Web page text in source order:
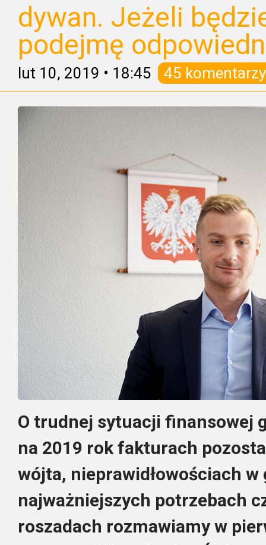
dywan. Jeżeli
podejmę
lut 10, 2019 • 18:45 45 komentarzy
O trudnej sytuacji finansowej
na 2019 rok fakturach
wójta, nieprawidłowościach w
najważniejszych potrzebach
roszadach rozmawiamy w